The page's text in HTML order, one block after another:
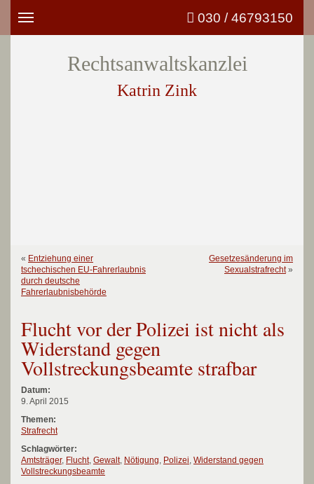
Toggle
030 / 46793150
Rechtsanwaltskanzlei
Katrin Zink
« Entziehung einer
tschechischen EU-Fahrerlaubnis
durch deutsche
Fahrerlaubnisbehörde
Gesetzesänderung im
Sexualstrafrecht»
Flucht vor der Polizei ist nicht als
Widerstand gegen
Vollstreckungsbeamte strafbar
Datum:
9. April 2015
Themen:
Strafrecht
Schlagwörter:
Amtsträger, Flucht, Gewalt, Nötigung, Polizei, Widerstand gegen
Vollstreckungsbeamte